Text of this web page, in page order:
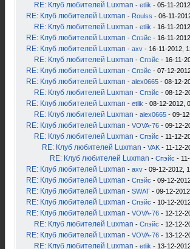
RE: Клуб любителей Luxman - etlik - 05-11-
RE: Клуб любителей Luxman - Roulss - 06-11-
RE: Клуб любителей Luxman - etlik - 16-11-
RE: Клуб любителей Luxman - Спэйс - 16-11-
RE: Клуб любителей Luxman - axv - 16-11-2012,
RE: Клуб любителей Luxman - Спэйс - 16-11-
RE: Клуб любителей Luxman - Спэйс - 07-12-
RE: Клуб любителей Luxman - alex0665 - 08-12-
RE: Клуб любителей Luxman - Спэйс - 08-12-
RE: Клуб любителей Luxman - etlik - 08-12-2012,
RE: Клуб любителей Luxman - alex0665 - 09-
RE: Клуб любителей Luxman - VOVA-76 - 09-12-
RE: Клуб любителей Luxman - Спэйс - 11-12-
RE: Клуб любителей Luxman - VAK - 11-12-
RE: Клуб любителей Luxman - Спэйс -
RE: Клуб любителей Luxman - axv - 09-12-2012,
RE: Клуб любителей Luxman - Спэйс - 09-12-
RE: Клуб любителей Luxman - SWAT - 09-12-
RE: Клуб любителей Luxman - Спэйс - 10-12-
RE: Клуб любителей Luxman - VOVA-76 - 12-12-
RE: Клуб любителей Luxman - Спэйс - 12-12-
RE: Клуб любителей Luxman - VOVA-76 - 13-12-
RE: Клуб любителей Luxman - etlik - 13-12-